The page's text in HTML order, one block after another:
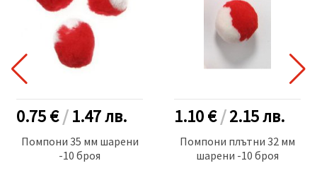
0.75 €/1.47лв.
Помпони 35 мм шарени
-10 броя
1.10 €/2.15лв.
Помпони плътни 32 мм
шарени -10 броя